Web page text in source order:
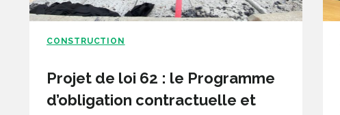
CONSTRUCTION
Projet de loi 62 : le Programme
d’obligation contractuelle et